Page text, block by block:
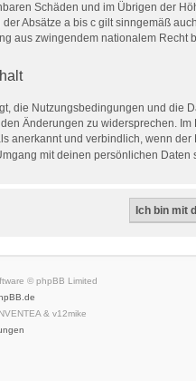
Schäden und im Übrigen der
Absätze a bis c gilt sinngemäß
aus zwingendem nationalem Recht
die Nutzungsbedingungen und die
Änderungen zu widersprechen.
anerkannt und verbindlich, wenn
mit deinen persönlichen
© phpBB Limited
& v12mike